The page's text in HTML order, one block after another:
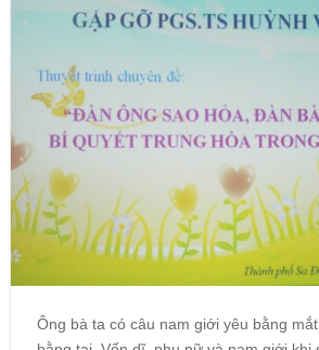
Ông bà ta có câu nam giới yêu bằng